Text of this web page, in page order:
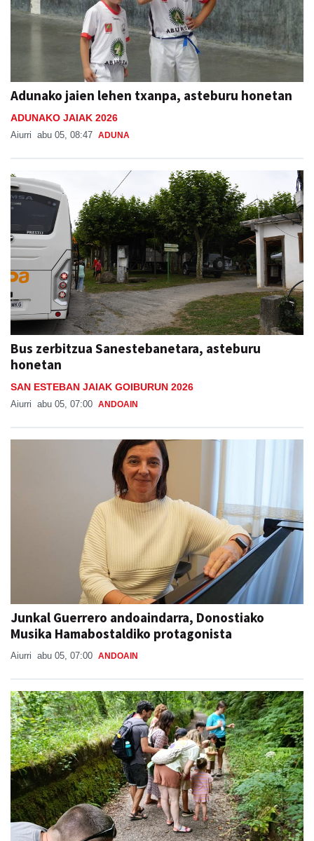
Adunako jaien lehen txanpa, asteburu honetan
ADUNAKO JAIAK 2026
Aiurri abu 05, 08:47 ADUNA
Bus zerbitzua Sanestebanetara, asteburu
honetan
SAN ESTEBAN JAIAK GOIBURUN 2026
Aiurri abu 05, 07:00 ANDOAIN
Junkal Guerrero andoaindarra, Donostiako
Musika Hamabostaldiko protagonista
Aiurri abu 05, 07:00 ANDOAIN